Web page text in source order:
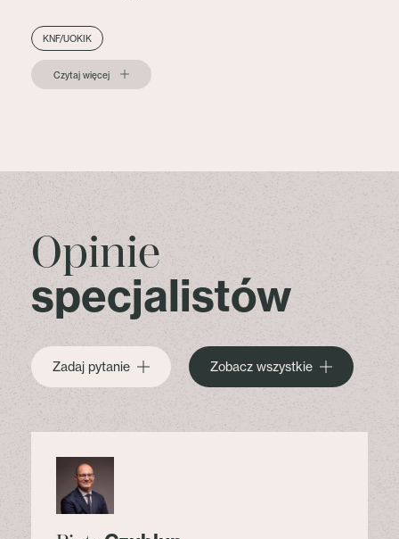
KNF/UOKIK
Czytaj więcej
Opinie
specjalistów
Zadaj pytanie Zobacz wszystkie